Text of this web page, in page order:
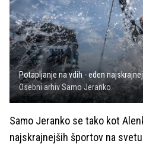
Potapljanje na vdih - eden
Osebni arhiv Samo Jeranko
Samo Jeranko se tako kot
najskrajnejših športov na